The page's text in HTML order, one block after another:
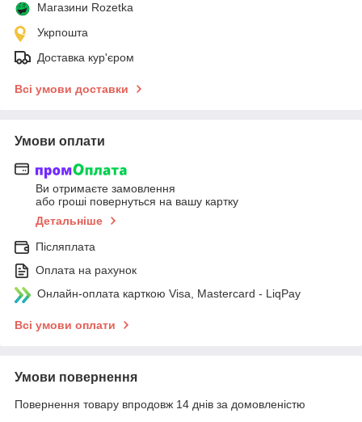
Магазини Rozetka
Укрпошта
Доставка кур'єром
Всі умови доставки
Умови оплати
Ви отримаєте замовлення
або гроші повернуться на вашу картку
Детальніше
Післяплата
Оплата на рахунок
Онлайн-оплата карткою Visa, Mastercard - LiqPay
Всі умови оплати
Умови повернення
Повернення товару впродовж 14 днів за домовленістю